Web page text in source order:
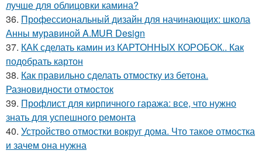
лучше для облицовки камина?
36. Профессиональный дизайн для начинающих: школа
Анны муравиной A.MUR Design
37. КАК сделать камин из КАРТОННЫХ КОРОБОК.. Как
подобрать картон
38. Как правильно сделать отмостку из бетона.
Разновидности отмосток
39. Профлист для кирпичного гаража: все, что нужно
знать для успешного ремонта
40. Устройство отмостки вокруг дома. Что такое отмостка
и зачем она нужна